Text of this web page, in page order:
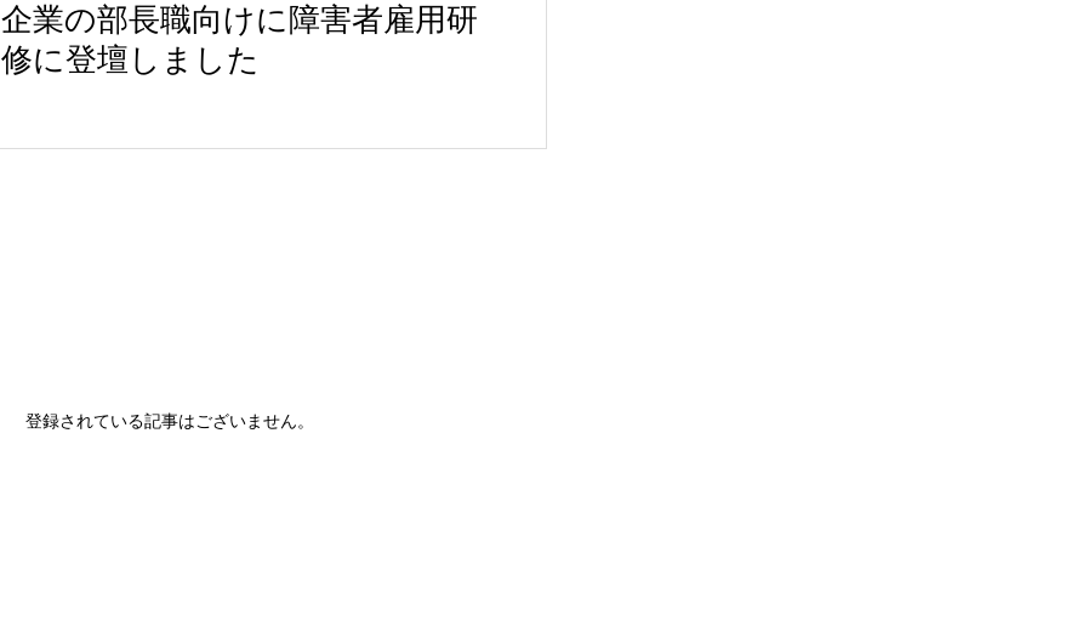
企業の部長職向けに障害者雇用研
修に登壇しました
登録されている記事はございません。